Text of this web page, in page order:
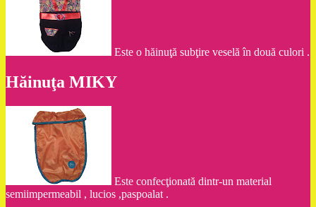
Este o hăinuţă subţire veselă în două culori .
Hăinuţa MIKY
Este confecţionată dintr-un material
semiimpermeabil , lucios ,paspoalat .